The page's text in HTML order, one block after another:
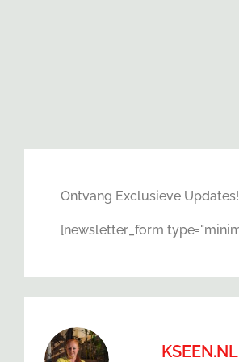
Ontvang Exclusieve Updates!
[newsletter_form
KSEEN.NL